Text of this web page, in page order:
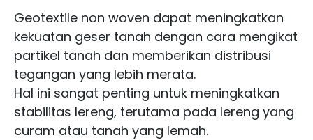
Geotextile non woven dapat meningkatkan
kekuatan geser tanah dengan cara mengikat
partikel tanah dan memberikan distribusi
tegangan yang lebih merata.
Hal ini sangat penting untuk meningkatkan
stabilitas lereng, terutama pada lereng yang
curam atau tanah yang lemah.